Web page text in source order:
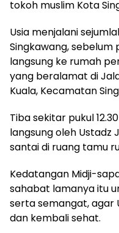
tokoh muslim Kota
Usia menjalani
Singkawang, sebelum
langsung ke rumah
yang beralamat di
Kuala, Kecamatan
Tiba sekitar pukul
langsung oleh Ustadz
santai di ruang tamu
Kedatangan Midji-
sahabat lamanya itu
serta semangat, agar
dan kembali sehat.